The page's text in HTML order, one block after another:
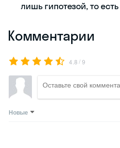
лишь гипотезой, то
Комментарии
4.8/ 9
Новые